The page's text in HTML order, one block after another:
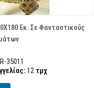
Εκ. Σε Φανταστικούς
35011
12 τμχ